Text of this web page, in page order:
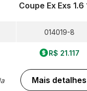
Coupe Ex Exs 1.6
014019-8
R$ 21.117
Mais detalhes